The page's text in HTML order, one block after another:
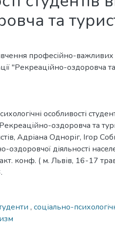
та
професійно-важливих
"Рекреаційно-оздоровча
особливості
оздоровча та
Адріана Одноріг, Ігор
оздоровчої діяльності
конф. ( м. Львів, 16-17
, соціально-